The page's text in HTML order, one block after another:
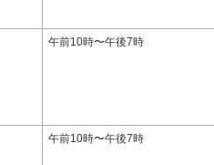
午前10時〜午後7時
午前10時〜午後7時